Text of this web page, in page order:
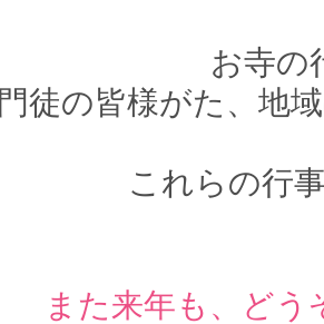
お寺の
門徒の皆様がた、地
これらの行
また来年も、ど